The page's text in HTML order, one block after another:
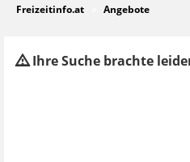
Freizeitinfo.at Angebote
Ihre Suche brachte